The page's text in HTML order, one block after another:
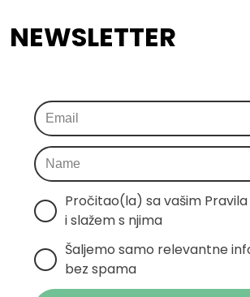
NEWSLETTER
Pročitao(la) sa vašim
i slažem s njima
Šaljemo samo relevantne
bez spama